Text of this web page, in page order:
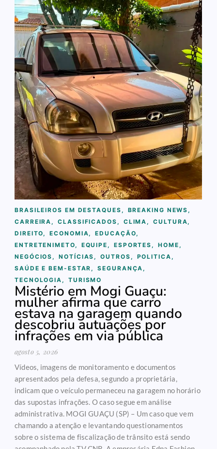
BRASILEIROS EM DESTAQUES , BREAKING NEWS ,
CARREIRA , CLASSIFICADOS , CLIMA , CULTURA,
DIREITO, ECONOMIA, EDUCAÇÃO,
ENTRETENIMETO, EQUIPE , ESPORTES , HOME ,
NEGÓCIOS , NOTÍCIAS , OUTROS , POLITICA ,
SAÚDE E BEM-ESTAR , SEGURANÇA ,
TECNOLOGIA , TURISMO
Mistério em Mogi Guaçu:
mulher afirma que carro
estava na garagem quando
descobriu autuações por
infrações em via pública
agosto 5, 2026
Vídeos, imagens de monitoramento e documentos
apresentados pela defesa, segundo a proprietária,
indicam que o veículo permaneceu na garagem no horário
das supostas infrações. O caso segue em análise
administrativa. MOGI GUAÇU (SP) – Um caso que vem
chamando a atenção e levantando questionamentos
sobre o sistema de fiscalização de trânsito está sendo